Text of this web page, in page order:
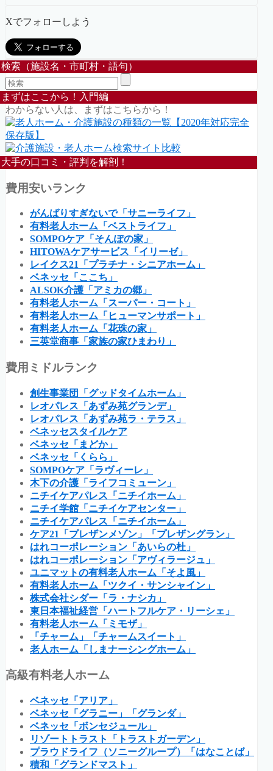
Xでフォローしよう
検索（施設名・市町村・語句）
まずはここから！入門編
わからない人は、まずはこちらから！
大手の口コミ・評判を解剖！
費用安いランク
がんばりすぎないで「サニーライフ」
有料老人ホーム「ベストライフ」
SOMPOケア「そんぽの家」
HITOWAケアサービス「イリーゼ」
レイクス21「プラチナ・シニアホーム」
ベネッセ「ここち」
ALSOK介護「アミカの郷」
有料老人ホーム「スーパー・コート」
有料老人ホーム「ヒューマンサポート」
有料老人ホーム「花珠の家」
三英堂商事「家族の家ひまわり」
費用ミドルランク
創生事業団「グッドタイムホーム」
レオパレス「あずみ苑グランデ」
レオパレス「あずみ苑ラ・テラス」
ベネッセスタイルケア
ベネッセ「まどか」
ベネッセ「くらら」
SOMPOケア「ラヴィーレ」
木下の介護「ライフコミューン」
ニチイケアパレス「ニチイホーム」
ニチイ学館「ニチイケアセンター」
ニチイケアパレス「ニチイホーム」
ケア21「プレザンメゾン」「プレザングラン」
はれコーポレーション「あいらの杜」
はれコーポレーション「アヴィラージュ」
ユニマットの有料老人ホーム「そよ風」
有料老人ホーム「ツクイ・サンシャイン」
株式会社シダー「ラ・ナシカ」
東日本福祉経営「ハートフルケア・リーシェ」
有料老人ホーム「ミモザ」
「チャーム」「チャームスイート」
老人ホーム「しまナーシングホーム」
高級有料老人ホーム
ベネッセ「アリア」
ベネッセ「グラニー」「グランダ」
ベネッセ「ボンセジュール」
リゾートトラスト「トラストガーデン」
プラウドライフ（ソニーグループ）「はなことば」
積和「グランドマスト」